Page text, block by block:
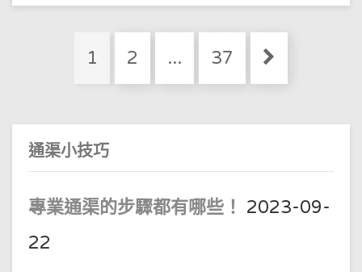
62728207
大
渠
公
paginationPage
1 Page
2 ... Page
37
通渠小技巧
專業通渠的步驟都有哪些！ 2023-09-
22